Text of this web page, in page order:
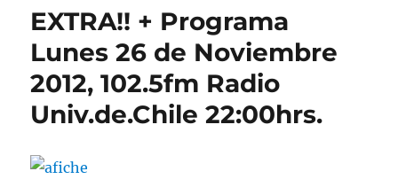
EXTRA!! + Programa
Lunes 26 de Noviembre
2012, 102.5fm Radio
Univ.de.Chile 22:00hrs.